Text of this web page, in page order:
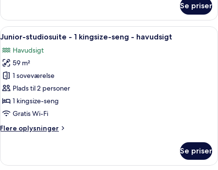
studiosuite
2
senge
havudsigt
Se priser
Indlæs
alle
billeder
af
Junior-
studiosuite
-
1
seng
Et hotelværelse med en stor seng,
4
Junior-studiosuite - 1 kingsize-seng - havudsigt
Havudsigt
59 m²
1 soveværelse
Plads til 2 personer
1 kingsize-seng
Gratis Wi-Fi
Flere oplysninger
Flere
studiosuite
Se priser